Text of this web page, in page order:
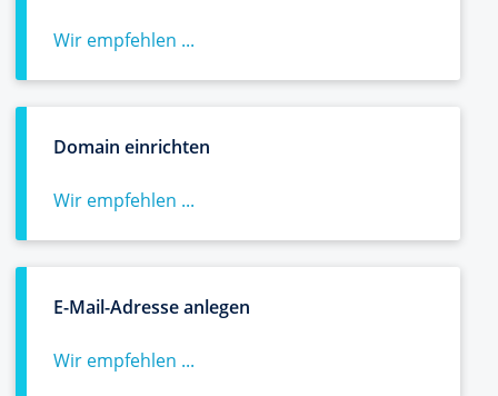
Wir empfehlen ...
Domain einrichten
Wir empfehlen ...
E-Mail-Adresse anlegen
Wir empfehlen ...